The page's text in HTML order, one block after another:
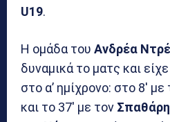
U19.
Η ομάδα του Ανδρέα
δυναμικά το ματς και
στο α’ ημίχρονο: στο 8′ με
και το 37′ με τον Σπαθάρη